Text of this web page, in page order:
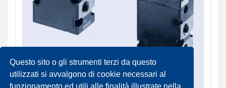
Questo sito o gli strumenti terzi da questo
utilizzati si avvalgono di cookie necessari al
funzionamento ed utili alle finalità illustrate nella